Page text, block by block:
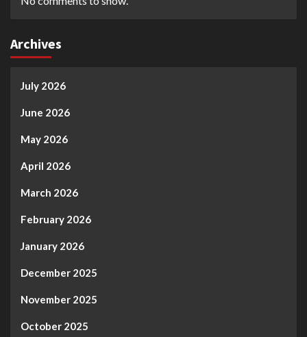
Archives
July 2026
June 2026
May 2026
April 2026
March 2026
February 2026
January 2026
December 2025
November 2025
October 2025